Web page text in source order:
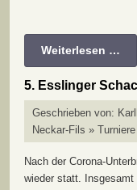
Weiterlesen …
5. Esslinger
Geschrieben von:
Neckar-Fils » Turniere
Nach der Corona-
wieder statt. Insgesamt